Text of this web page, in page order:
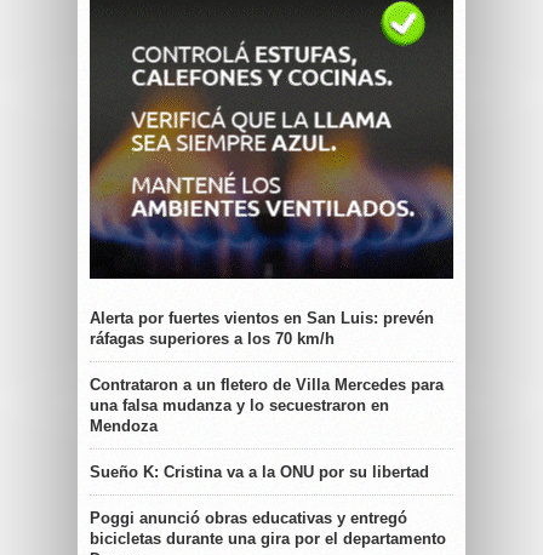
Alerta por fuertes vientos en San Luis: prevén
ráfagas superiores a los 70 km/h
Contrataron a un fletero de Villa Mercedes para
una falsa mudanza y lo secuestraron en
Mendoza
Sueño K: Cristina va a la ONU por su libertad
Poggi anunció obras educativas y entregó
bicicletas durante una gira por el departamento